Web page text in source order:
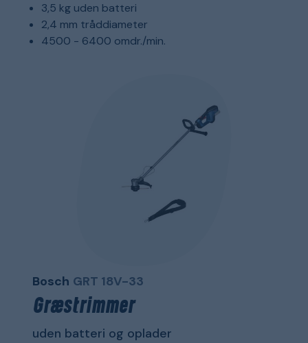
3,5 kg uden batteri
2,4 mm tråddiameter
4500 - 6400 omdr./min.
Bosch GRT 18V-33
Græstrimmer
uden batteri og oplader